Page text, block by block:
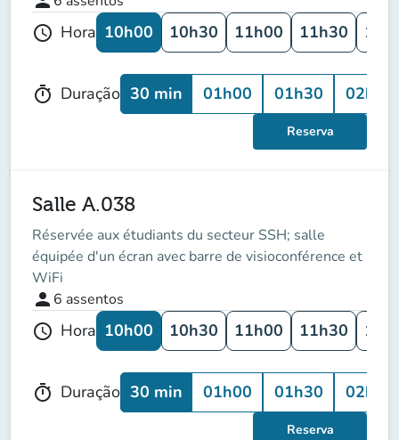
schedule Hora 10h00 10h30 11h00 11h30
timer Duração 30 min 01h00 01h30 02h00
Reserva
Salle A.038
Réservée aux étudiants du secteur SSH; salle
équipée d'un écran avec barre de visioconférence et
WiFi
person 6 assentos
schedule Hora 10h00 10h30 11h00 11h30
timer Duração 30 min 01h00 01h30 02h00
Reserva